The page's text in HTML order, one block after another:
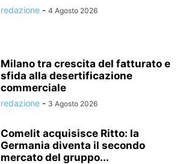
redazione - 4 Agosto 2026
Milano tra crescita del fatturato e
sfida alla desertificazione
commerciale
redazione - 3 Agosto 2026
Comelit acquisisce Ritto: la
Germania diventa il secondo
mercato del gruppo...